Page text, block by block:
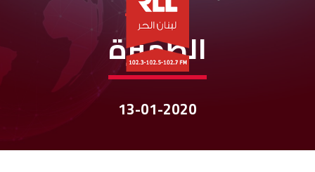
نشرات الأخبار
الظّهيرة
13-01-2020